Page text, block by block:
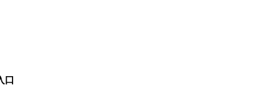
口